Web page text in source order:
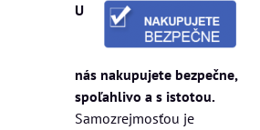
U
nás nakupujete bezpečne,
spoľahlivo a s istotou.
Samozrejmosťou je